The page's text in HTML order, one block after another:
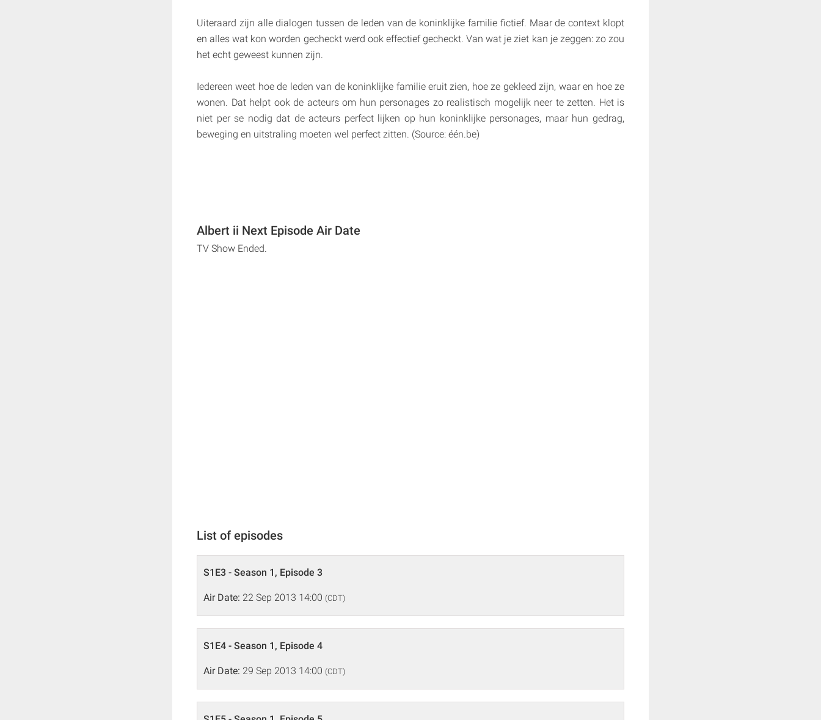
Uiteraard zijn alle dialogen tussen de leden van de koninklijke familie fictief. Maar de context klopt
en alles wat kon worden gecheckt werd ook effectief gecheckt. Van wat je ziet kan je zeggen: zo zou
het echt geweest kunnen zijn.
Iedereen weet hoe de leden van de koninklijke familie eruit zien, hoe ze gekleed zijn, waar en hoe ze
wonen. Dat helpt ook de acteurs om hun personages zo realistisch mogelijk neer te zetten. Het is
niet per se nodig dat de acteurs perfect lijken op hun koninklijke personages, maar hun gedrag,
beweging en uitstraling moeten wel perfect zitten. (Source: één.be)
Albert ii Next Episode Air Date
TV Show Ended.
List of episodes
S1E3 - Season 1, Episode 3
Air Date: 22 Sep 2013 14:00 (CDT)
S1E4 - Season 1, Episode 4
Air Date: 29 Sep 2013 14:00 (CDT)